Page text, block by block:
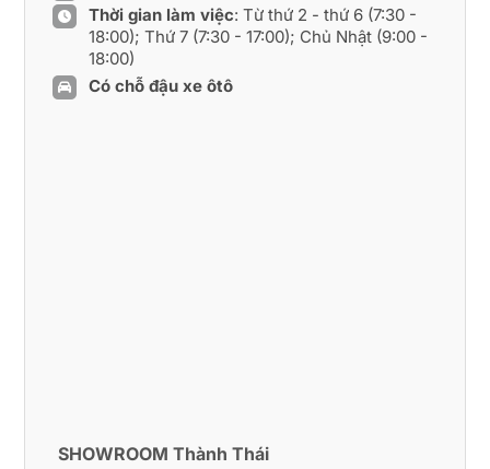
Thời gian làm việc: Từ thứ 2 - thứ 6 (7:30 -
18:00); Thứ 7 (7:30 - 17:00); Chủ Nhật (9:00 -
18:00)
Có chỗ đậu xe ôtô
SHOWROOM Thành Thái